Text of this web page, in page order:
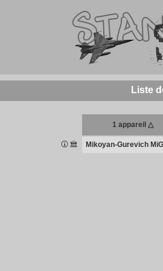
Liste
1 appareil △
Mikoyan-Gurevich